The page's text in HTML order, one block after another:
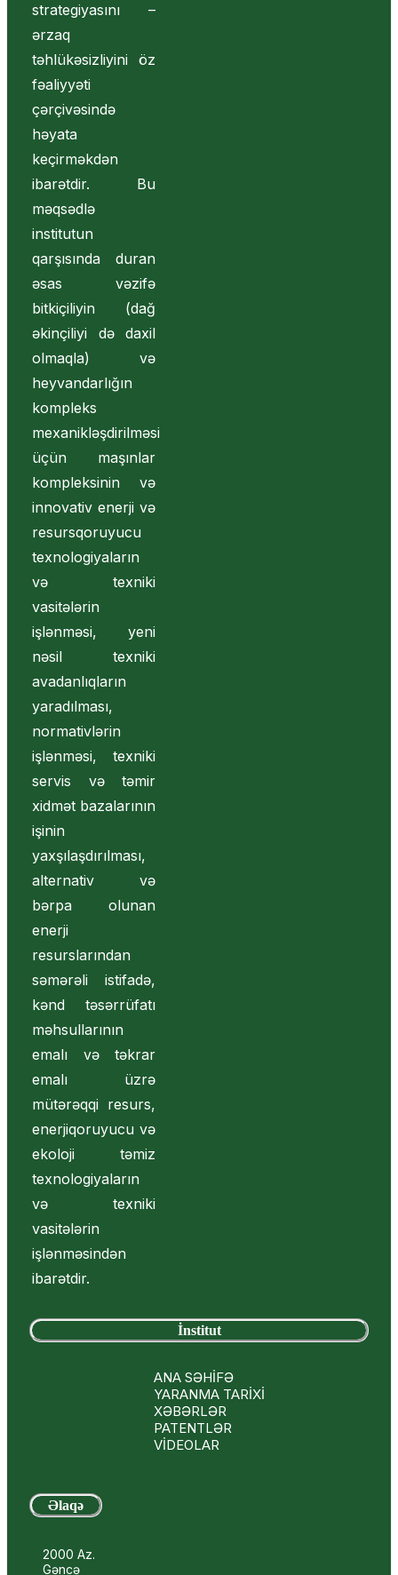
strategiyasını –
ərzaq
təhlükəsizliyini öz
fəaliyyəti
çərçivəsində
həyata
keçirməkdən
ibarətdir. Bu
məqsədlə
institutun
qarşısında duran
əsas vəzifə
bitkiçiliyin (dağ
əkinçiliyi də daxil
olmaqla) və
heyvandarlığın
kompleks
mexanikləşdirilməsi
üçün maşınlar
kompleksinin və
innovativ enerji və
resursqoruyucu
texnologiyaların
və texniki
vasitələrin
işlənməsi, yeni
nəsil texniki
avadanlıqların
yaradılması,
normativlərin
işlənməsi, texniki
servis və təmir
xidmət bazalarının
işinin
yaxşılaşdırılması,
alternativ və
bərpa olunan
enerji
resurslarından
səmərəli istifadə,
kənd təsərrüfatı
məhsullarının
emalı və təkrar
emalı üzrə
mütərəqqi resurs,
enerjiqoruyucu və
ekoloji təmiz
texnologiyaların
və texniki
vasitələrin
işlənməsindən
ibarətdir.
İnstitut
ANA SƏHİFƏ
YARANMA TARİXİ
XƏBƏRLƏR
PATENTLƏR
VİDEOLAR
Əlaqə
2000 Az.
Gəncə